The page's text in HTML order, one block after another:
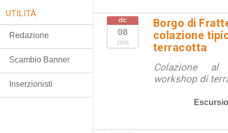
dic
08
2026
Borgo di
colazione
terracotta
Colazione al
workshop di
UTILITÀ:
Redazione
Scambio Banner
Inserzionisti